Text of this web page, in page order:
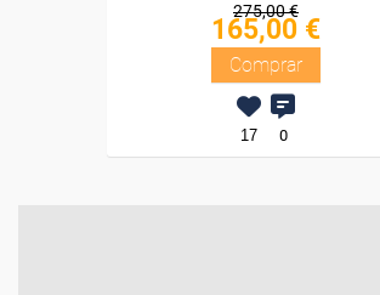
275,00 €
165,00 €
Comprar
17 0